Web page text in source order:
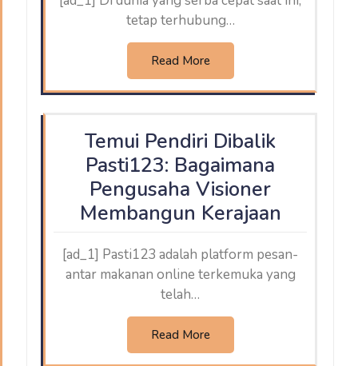
tetap terhubung…
Read More
Temui Pendiri Dibalik
Pasti123: Bagaimana
Pengusaha Visioner
Membangun Kerajaan
[ad_1] Pasti123 adalah platform pesan-
antar makanan online terkemuka yang
telah…
Read More